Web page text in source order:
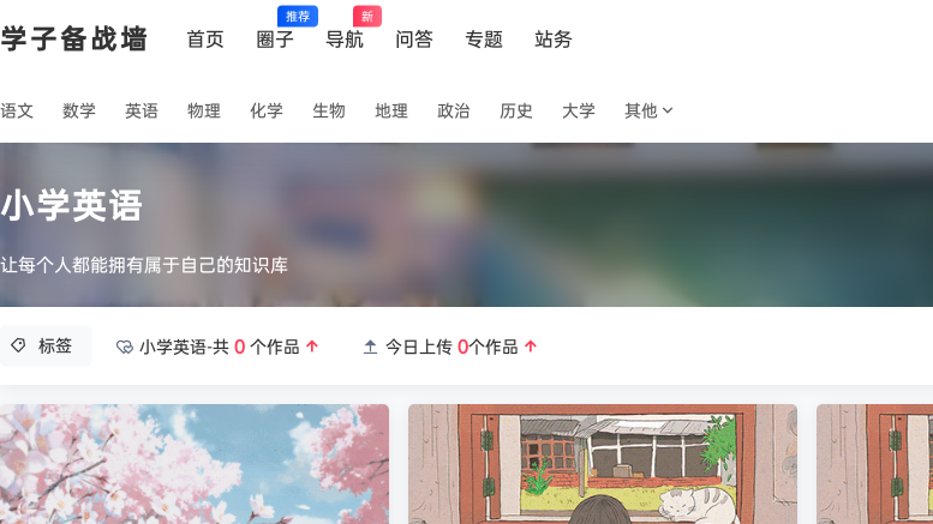
学子备战墙 首页 圈子
推荐
导航
新
问答 专题 站务
语文 数学 英语 物理 化学 生物 地理 政治 历史 大学 其他
小学英语
让每个人都能拥有属于自己的知识库
标签 小学英语-共 0 个作品 今日上传 0个作品